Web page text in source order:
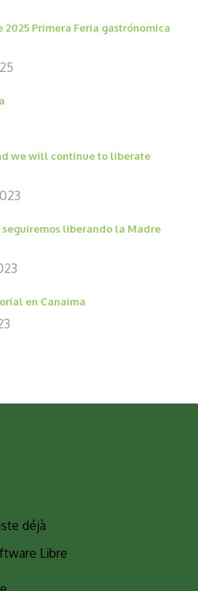
2025 Primera Feria gastrónomica
we will continue to liberate
seguiremos liberando la Madre
en Canaima
déjà
Libre